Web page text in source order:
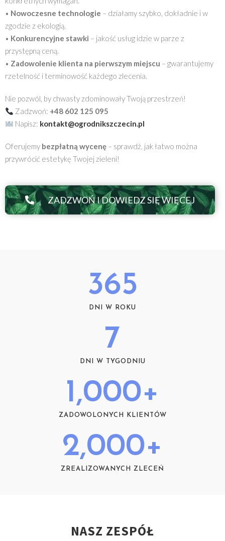
• Nowoczesne technologie – działamy szybko, dokładnie i w
zgodzie z ekologią.
• Konkurencyjne stawki – jakość usług idzie w parze z
przystępną ceną.
• Zadowolenie klienta na pierwszym miejscu – gwarantujemy
rzetelność i terminowość każdego zlecenia.
Nie pozwól, by chwasty zdominowały Twoją przestrzeń!
Zadzwoń: +48 602 125 095
Napisz: kontakt@ogrodnikszczecin.pl
Oferujemy bezpłatną wycenę – sprawdź, jak łatwo można
przywrócić estetykę Twojej zieleni!
ZADZWOŃ I DOWIEDZ SIĘ WIĘCEJ
365
DNI W ROKU
7
DNI W TYGODNIU
1,000+
ZADOWOLONYCH KLIENTÓW
2,000+
ZREALIZOWANYCH ZLECEŃ
NASZ ZESPÓŁ